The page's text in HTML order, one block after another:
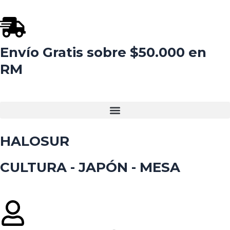
al
contenido
Envío Gratis sobre $50.000 en
RM
HALOSUR
CULTURA - JAPÓN - MESA